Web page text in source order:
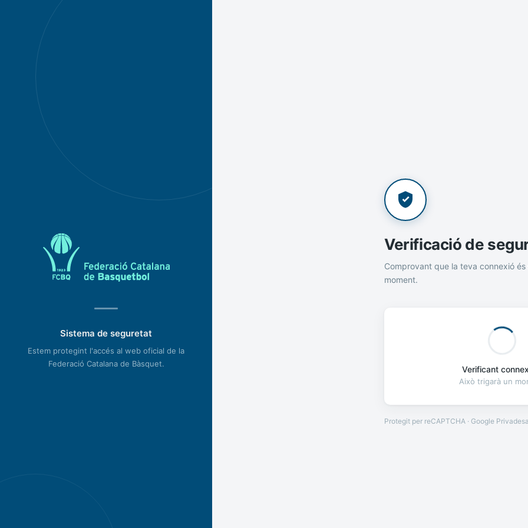
Sistema de seguretat
Estem protegint l'accés al web oficial de la
Federació Catalana de Bàsquet.
Verificació de
Comprovant que la teva connexió és
moment.
Verificant
Això trigarà un
Protegit per reCAPTCHA · Google Privadesa